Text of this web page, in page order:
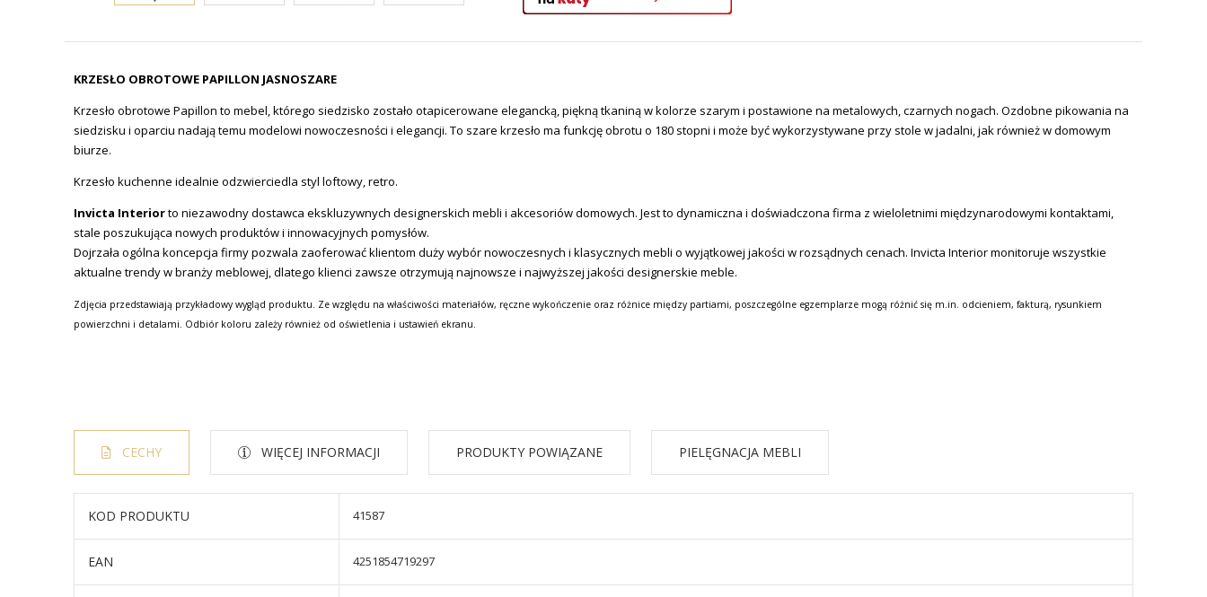
KRZESŁO OBROTOWE PAPILLON JASNOSZARE
Krzesło obrotowe Papillon to mebel, którego siedzisko zostało otapicerowane elegancką, piękną tkaniną w kolorze szarym i postawione na metalowych, czarnych nogach. Ozdobne pikowania na
siedzisku i oparciu nadają temu modelowi nowoczesności i elegancji. To szare krzesło ma funkcję obrotu o 180 stopni i może być wykorzystywane przy stole w jadalni, jak również w domowym
biurze.
Krzesło kuchenne idealnie odzwierciedla styl loftowy, retro.
Invicta Interiorto niezawodny dostawca ekskluzywnych designerskich mebli i akcesoriów domowych. Jest to dynamiczna i doświadczona firma z wieloletnimi międzynarodowymi kontaktami,
stale poszukująca nowych produktów i innowacyjnych pomysłów.
Dojrzała ogólna koncepcja firmy pozwala zaoferować klientom duży wybór nowoczesnych i klasycznych mebli o wyjątkowej jakości w rozsądnych cenach. Invicta Interior monitoruje wszystkie
aktualne trendy w branży meblowej, dlatego klienci zawsze otrzymują najnowsze i najwyższej jakości designerskie meble.
Zdjęcia przedstawiają przykładowy wygląd produktu. Ze względu na właściwości materiałów, ręczne wykończenie oraz różnice między partiami, poszczególne egzemplarze mogą różnić się m.in. odcieniem, fakturą, rysunkiem
powierzchni i detalami. Odbiór koloru zależy również od oświetlenia i ustawień ekranu.
CECHY WIĘCEJ INFORMACJI PRODUKTY POWIĄZANE PIELĘGNACJA MEBLI
KOD PRODUKTU 41587
EAN 4251854719297